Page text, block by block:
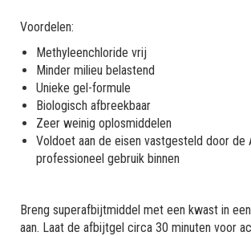
Voordelen:
Methyleenchloride vrij
Minder milieu belastend
Unieke gel-formule
Biologisch afbreekbaar
Zeer weinig oplosmiddelen
Voldoet aan de eisen vastgesteld door de
professioneel gebruik binnen
Breng superafbijtmiddel met een kwast in
aan. Laat de afbijtgel circa 30 minuten voor